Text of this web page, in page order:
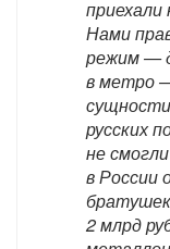
Нами
режим —
в метро
русских
не
в России
2 млрд